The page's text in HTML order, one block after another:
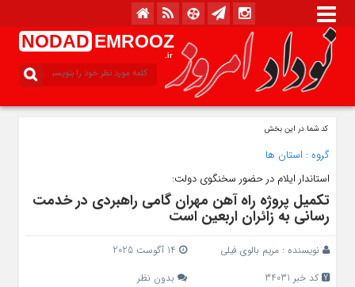
NODAD EMROOZ
.ir
کد شما در این بخش
گروه : استان ها
استاندار ایلام در حضور سخنگوی دولت:
تکمیل پروژه راه‌ آهن مهران گامی راهبردی در خدمت‌
رسانی به زائران اربعین است
نویسنده : مریم بالوی فیلی
کد خبر 34031
بدون نظر